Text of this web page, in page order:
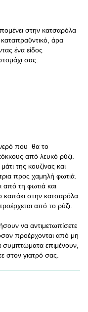
στην κατσαρόλα
καταπραϋντικό, άρα
ένα είδος
σας.
νερό που θα το
από λευκό ρύζι.
της κουζίνας και
προς χαμηλή φωτιά.
από τη φωτιά και
καπάκι στην κατσαρόλα.
από το ρύζι.
να αντιμετωπίσετε
προέρχονται από μη
επιμένουν,
στον γιατρό σας.